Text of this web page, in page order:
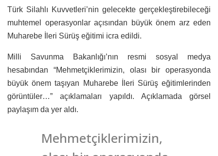
Türk Silahlı Kuvvetleri’nin gelecekte gerçekleştirebileceği
muhtemel operasyonlar açısından büyük önem arz eden
Muharebe İleri Sürüş eğitimi icra edildi.
Milli Savunma Bakanlığı’nın resmi sosyal medya
hesabından “Mehmetçiklerimizin, olası bir operasyonda
büyük önem taşıyan Muharebe İleri Sürüş eğitimlerinden
görüntüler…” açıklamaları yapıldı. Açıklamada görsel
paylaşım da yer aldı.
Mehmetçiklerimizin,